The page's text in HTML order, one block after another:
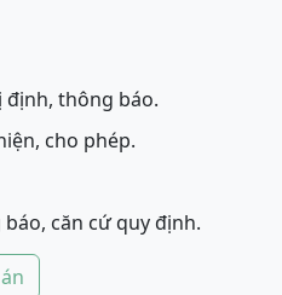
định, thông báo.
cho phép.
căn cứ quy định.